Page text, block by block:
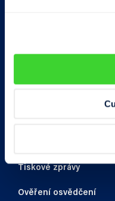
Tiskové zprávy
Ověření osvědčení
údajů